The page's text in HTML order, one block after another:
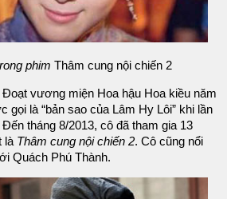
phim Thâm cung nội chiến 2
Đoạt vương miện Hoa hậu Hoa kiều năm
gọi là “bản sao của Lâm Hy Lôi” khi lần
tháng 8/2013, cô đã tham gia 13
là Thâm cung nội chiến 2. Cô cũng nổi
Quách Phú Thành.